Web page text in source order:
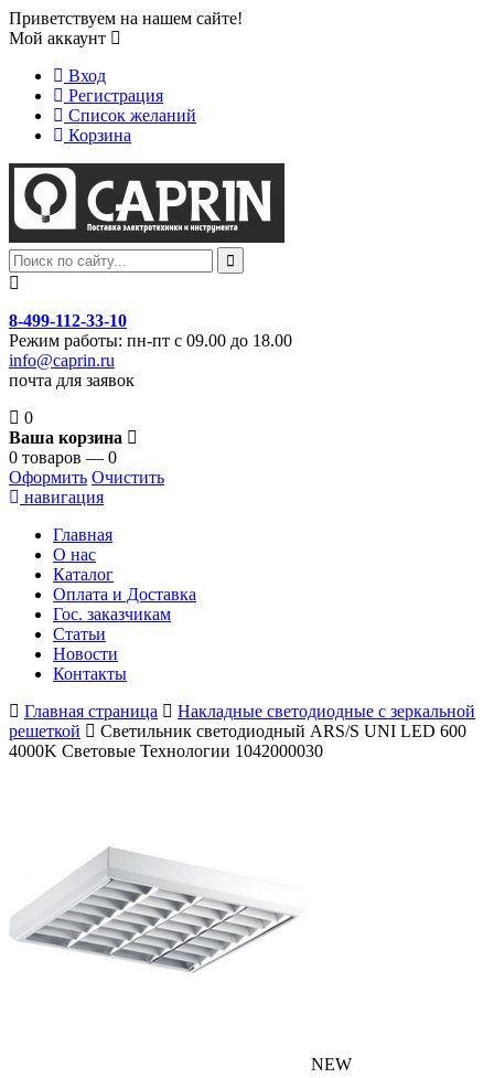
Приветствуем на нашем сайте!
Мой аккаунт
Вход
Регистрация
Список желаний
Корзина
8-499-112-33-10
Режим работы: пн-пт с 09.00 до 18.00
info@caprin.ru
почта для заявок
0
Ваша корзина
0 товаров — 0
Оформить Очистить
навигация
Главная
О нас
Каталог
Оплата и Доставка
Гос. заказчикам
Статьи
Новости
Контакты
Главная страница
Накладные светодиодные с зеркальной
решеткой
Светильник светодиодный ARS/S UNI LED 600
4000K Световые Технологии 1042000030
NEW